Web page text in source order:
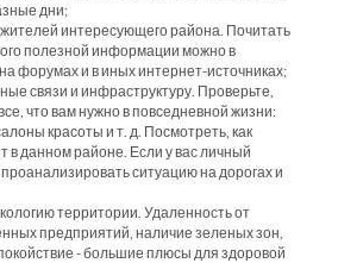
дни;
интересующего района. Почитать
полезной информации можно в
форумах и в иных интернет-источниках;
связи и инфраструктуру. Проверьте,
что вам нужно в повседневной жизни:
красоты и т. д. Посмотреть, как
в данном районе. Если у вас личный
ситуацию на дорогах и
территории. Удаленность от
предприятий, наличие зеленых зон,
- большие плюсы для здоровой